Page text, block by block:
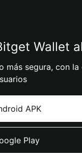
Wallet
más segura, con
APK
Play